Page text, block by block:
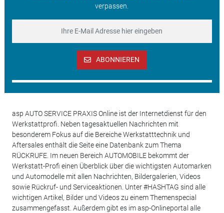
verpassen.
ABONNIEREN
asp AUTO SERVICE PRAXIS Online ist der Internetdienst für den
Werkstattprofi. Neben tagesaktuellen Nachrichten mit
besonderem Fokus auf die Bereiche Werkstatttechnik und
Aftersales enthält die Seite eine Datenbank zum Thema
RÜCKRUFE. Im neuen Bereich AUTOMOBILE bekommt der
Werkstatt-Profi einen Überblick über die wichtigsten Automarken
und Automodelle mit allen Nachrichten, Bildergalerien, Videos
sowie Rückruf- und Serviceaktionen. Unter #HASHTAG sind alle
wichtigen Artikel, Bilder und Videos zu einem Themenspecial
zusammengefasst. Außerdem gibt es im asp-Onlineportal alle